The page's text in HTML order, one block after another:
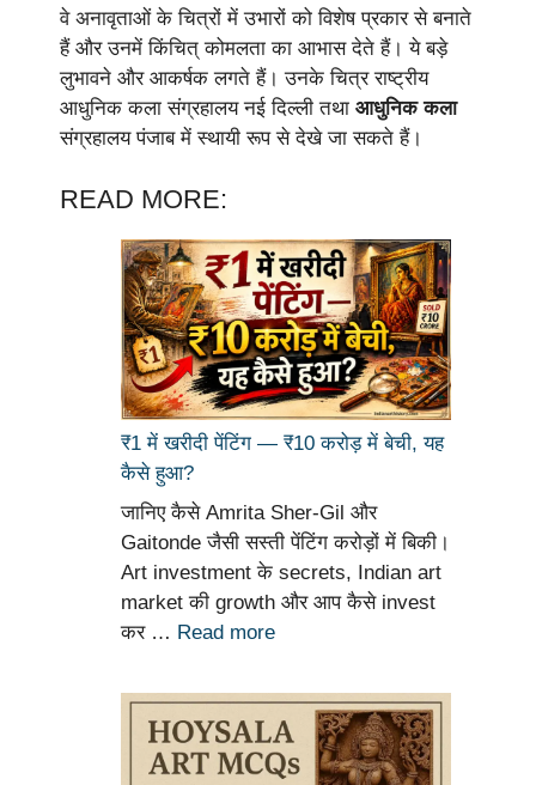
वे अनावृताओं के चित्रों में उभारों को विशेष प्रकार से बनाते
हैं और उनमें किंचित् कोमलता का आभास देते हैं। ये बड़े
लुभावने और आकर्षक लगते हैं। उनके चित्र राष्ट्रीय
आधुनिक कला संग्रहालय नई दिल्ली तथा आधुनिक कला
संग्रहालय पंजाब में स्थायी रूप से देखे जा सकते हैं।
READ MORE:
₹1 में खरीदी पेंटिंग — ₹10 करोड़ में बेची, यह
कैसे हुआ?
जानिए कैसे Amrita Sher-Gil और
Gaitonde जैसी सस्ती पेंटिंग करोड़ों में बिकी।
Art investment के secrets, Indian art
market की growth और आप कैसे invest
कर … Read more